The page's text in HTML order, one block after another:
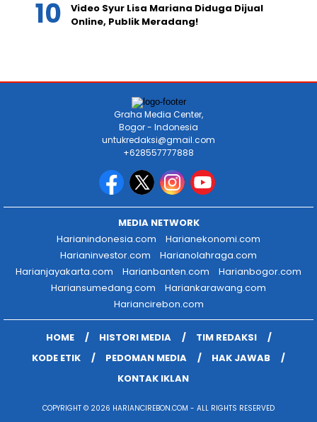
Video Syur Lisa Mariana Diduga Dijual
Online, Publik Meradang!
Graha Media Center,
Bogor - Indonesia
untukredaksi@gmail.com
+628557777888
MEDIA NETWORK
Harianindonesia.com
Harianekonomi.com
Harianinvestor.com
Harianolahraga.com
Harianjayakarta.com
Harianbanten.com
Harianbogor.com
Hariansumedang.com
Hariankarawang.com
Hariancirebon.com
HOME HISTORI MEDIA
TIM REDAKSI
KODE ETIK
PEDOMAN MEDIA
HAK JAWAB
KONTAK IKLAN
COPYRIGHT © 2026 HARIANCIREBON.COM - ALL RIGHTS RESERVED